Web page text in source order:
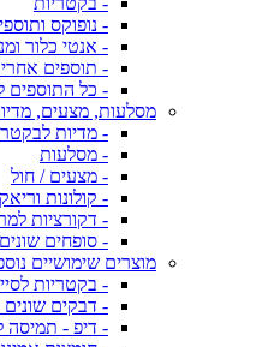
- נופוקס
- אנטי כלור
- תוספים
- כל התוספים
מסלעות, מצעים,
- מדיות
- מסלעות
- מצעים / חול
- קולונות
- דקורציות
- סופחים
מוצרים שימושיים
- בקטריות
- דבקים שונים
- דיפ - תמיסה